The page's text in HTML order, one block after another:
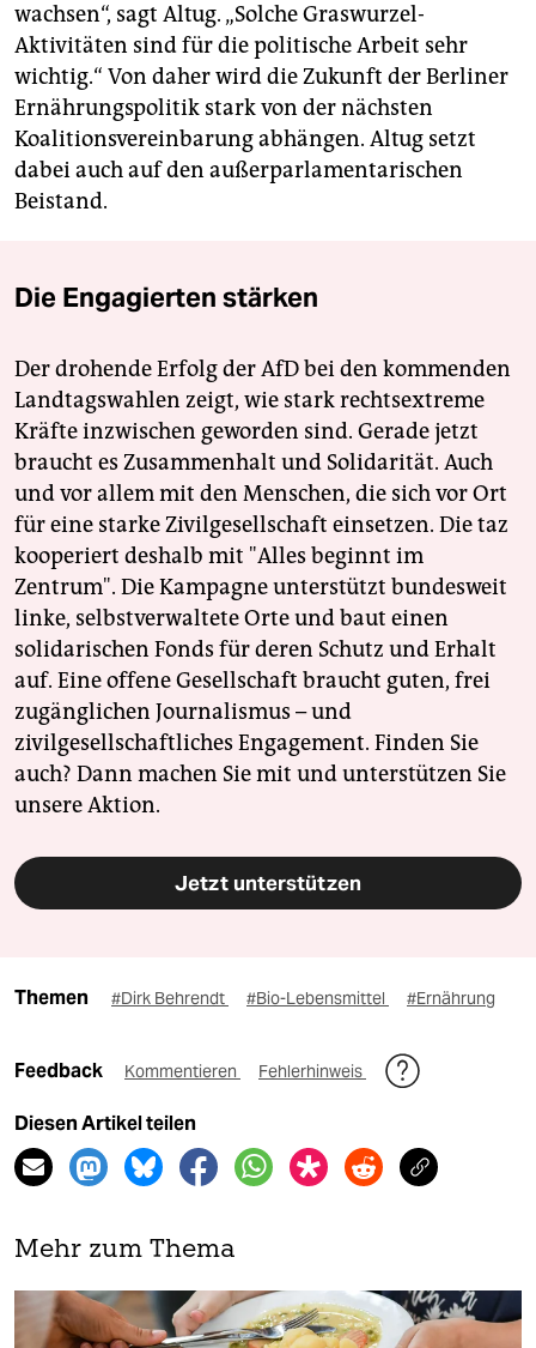
wachsen“, sagt Altug. „Solche Graswurzel-
Aktivitäten sind für die politische Arbeit sehr
wichtig.“ Von daher wird die Zukunft der Berliner
Ernährungspolitik stark von der nächsten
Koalitionsvereinbarung abhängen. Altug setzt
dabei auch auf den außerparlamentarischen
Beistand.
Die Engagierten stärken
Der drohende Erfolg der AfD bei den kommenden
Landtagswahlen zeigt, wie stark rechtsextreme
Kräfte inzwischen geworden sind. Gerade jetzt
braucht es Zusammenhalt und Solidarität. Auch
und vor allem mit den Menschen, die sich vor Ort
für eine starke Zivilgesellschaft einsetzen. Die taz
kooperiert deshalb mit "Alles beginnt im
Zentrum". Die Kampagne unterstützt bundesweit
linke, selbstverwaltete Orte und baut einen
solidarischen Fonds für deren Schutz und Erhalt
auf. Eine offene Gesellschaft braucht guten, frei
zugänglichen Journalismus – und
zivilgesellschaftliches Engagement. Finden Sie
auch? Dann machen Sie mit und unterstützen Sie
unsere Aktion.
Jetzt unterstützen
Themen #Dirk Behrendt #Bio-Lebensmittel #Ernährung
Feedback Kommentieren Fehlerhinweis
Diesen Artikel teilen
Mehr zum Thema